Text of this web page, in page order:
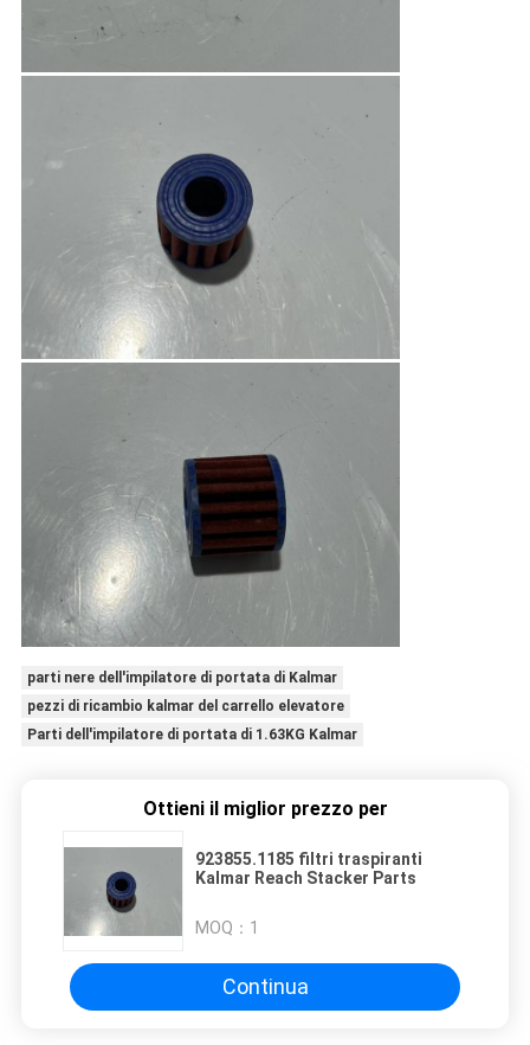
parti nere dell'impilatore di portata di Kalmar
pezzi di ricambio kalmar del carrello elevatore
Parti dell'impilatore di portata di 1.63KG Kalmar
Ottieni il miglior prezzo per
923855.1185 filtri traspiranti
Kalmar Reach Stacker Parts
MOQ： 1
Continua